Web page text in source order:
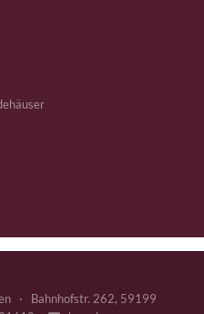
· Bahnhofstr. 262, 59199